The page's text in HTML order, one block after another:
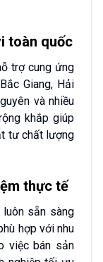
toàn quốc
trợ cung ứng
Giang, Hải
và nhiều
khắp giúp
tư chất lượng
thực tế
sẵn sàng
hợp với nhu
việc bán sản